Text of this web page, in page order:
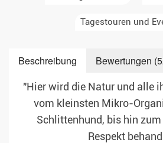
Tagestouren und
Beschreibung Bewertungen
"Hier wird die Natur und alle
vom kleinsten Mikro-
Schlittenhund, bis hin
Respekt